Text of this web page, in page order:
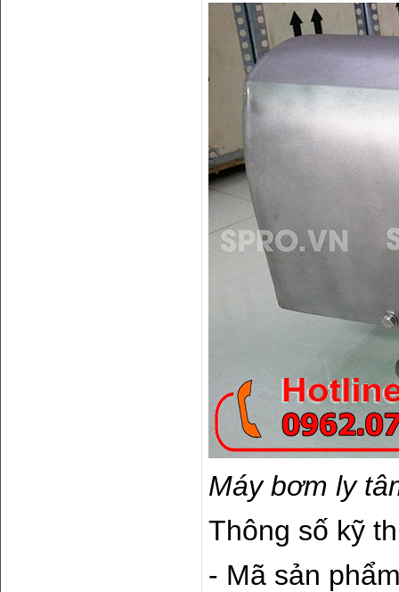
Máy bơm ly
Thông số kỹ
- Mã sản